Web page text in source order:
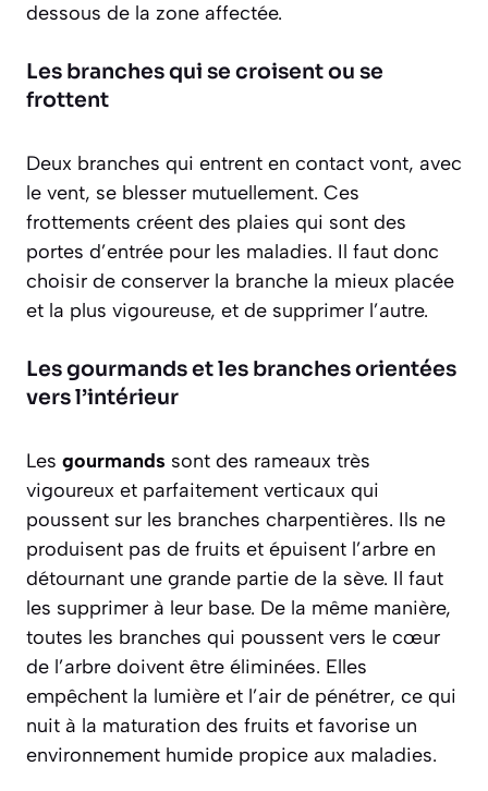
dessous de la zone affectée.
Les branches qui se croisent ou se
frottent
Deux branches qui entrent en contact vont, avec
le vent, se blesser mutuellement. Ces
frottements créent des plaies qui sont des
portes d’entrée pour les maladies. Il faut donc
choisir de conserver la branche la mieux placée
et la plus vigoureuse, et de supprimer l’autre.
Les gourmands et les branches orientées
vers l’intérieur
Les gourmands sont des rameaux très
vigoureux et parfaitement verticaux qui
poussent sur les branches charpentières. Ils ne
produisent pas de fruits et épuisent l’arbre en
détournant une grande partie de la sève. Il faut
les supprimer à leur base. De la même manière,
toutes les branches qui poussent vers le cœur
de l’arbre doivent être éliminées. Elles
empêchent la lumière et l’air de pénétrer, ce qui
nuit à la maturation des fruits et favorise un
environnement humide propice aux maladies.